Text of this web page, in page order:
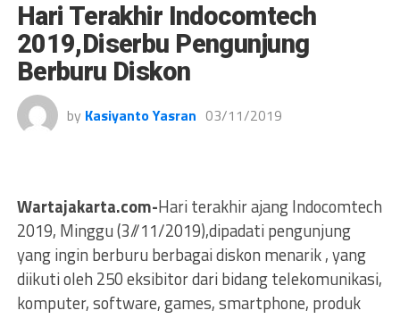
Hari Terakhir Indocomtech
2019,Diserbu Pengunjung
Berburu Diskon
by Kasiyanto Yasran 03/11/2019
Wartajakarta.com-Hari terakhir ajang Indocomtech
2019, Minggu (3//11/2019),dipadati pengunjung
yang ingin berburu berbagai diskon menarik , yang
diikuti oleh 250 eksibitor dari bidang telekomunikasi,
komputer, software, games, smartphone, produk